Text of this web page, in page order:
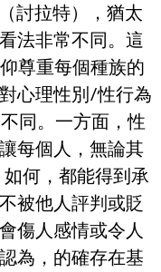
討拉特），猶太
法非常不同。這
尊重每個種族的
心理性別/性行為
同。一方面，性
每個人，無論其
何，都能得到承
被他人評判或貶
傷人感情或令人
為，的確存在基